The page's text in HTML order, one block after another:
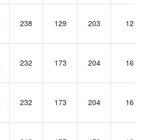
238 129 203 12
232 173 204 16
232 173 204 16